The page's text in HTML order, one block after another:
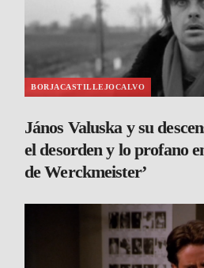
BORJACASTILLEJOCALVO
János Valuska y su
el desorden y lo profano
de Werckmeister’